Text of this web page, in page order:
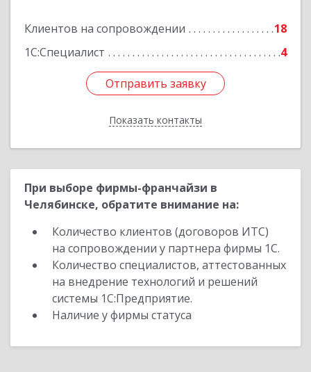
Клиентов на сопровождении
18
1С:Специалист
4
Отправить заявку
Показать контакты
Подробнее
Отправить заявку
Назад
При выборе фирмы-франчайзи в
Челябинске, обратите внимание на:
Количество клиентов (договоров ИТС)
на сопровождении у партнера фирмы 1С.
Количество специалистов, аттестованных
на внедрение технологий и решений
системы 1С:Предприятие.
Наличие у фирмы статуса